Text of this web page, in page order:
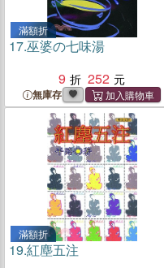
滿額折
17.巫婆の七味湯
9
252
無庫存
滿額折
19.紅塵五注